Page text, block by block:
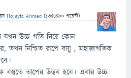
Hojayfa Ahmed (135,490 পয়েন্ট)
যখন উচ্চ গতি নিয়ে কোন
তখন নিশ্চিত রূপে বায়ু , মহাজাগতিক
বস্তুতে তাপের উদ্ভব হবে। এবার উচ্চ